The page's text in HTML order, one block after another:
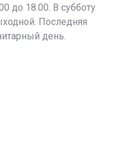
до 18.00. В субботу
Последняя
день.